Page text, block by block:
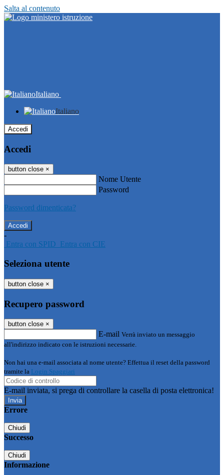
Salta al contenuto
Italiano
Italiano
Accedi
Accedi
button close ×
Nome Utente
Password
Password dimenticata?
-
Entra con SPID Entra con CIE
Seleziona utente
button close ×
Recupero password
button close ×
E-mail Verrà inviato un messaggio
all'indirizzo indicato con le istruzioni necessarie.
Non hai una e-mail associata al nome utente? Effettua il reset della password
tramite la Login Spaggiari
E-mail inviata, si prega di controllare la casella di posta elettronica!
Errore
Chiudi
Successo
Chiudi
Informazione